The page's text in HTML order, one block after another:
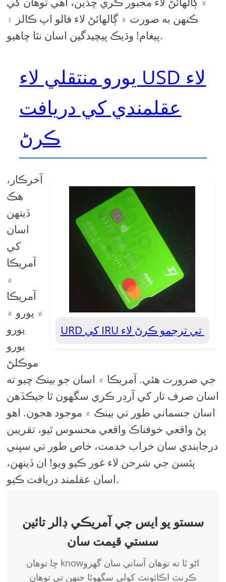
ڪنهن به صورت ۾ ڳالهائڻ لاء فالو اپ ڪالز ۽
پيغام! وڌيڪ پيچيدگين اسان نٿا چاهيو.
يورو منتقلي لاء USD لاء
عقلمندي کي دريافت
ڪرڻ
URD کي IRU تي ترجمو ڪرڻ لاء
آخرڪار،
هڪ
ڏينهن
اسان
کي
آمريڪا
۾
آمريڪا
۾ يورو ۾
يورو
يورو
موڪلڻ
جي ضرورت هئي. آمريڪا ۾ اسان جو بينڪ چيو ته
اسان صرف تار کي آرڊر ڪري سگهون ٿا جيڪڏهن
اسان جسماني طور تي بينڪ ۾ موجود هجون. اهو
پڻ واقعي خوفناڪ واقعي محسوس ٿيو، تقريبن
درجابندي سان خراب خدمت، خاص طور تي سڀني
پئسن جي شرحن لاء غور ڪيو ويو! ان ڏينهن،
اسان عقلمند دريافت ڪيو.
سستو يو ايس جي آمريڪي ڊالر تائين
سستي قيمت سان
ڇا توهان knowاڻو ٿا ته توهان آساني سان گھرو
ڪرنٽ اڪائونٽ کولي سگھوٿا جنهن تي توهان